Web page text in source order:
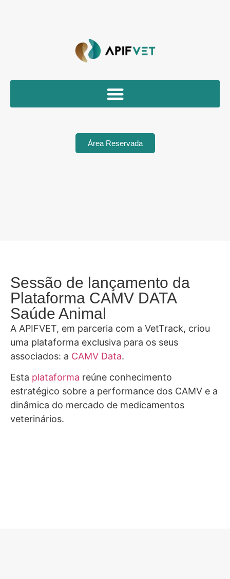
Área Reservada
Sessão de lançamento da
Plataforma CAMV DATA
Saúde Animal
A APIFVET, em parceria com a VetTrack, criou
uma plataforma exclusiva para os seus
associados: a CAMV Data.
Esta plataforma reúne conhecimento
estratégico sobre a performance dos CAMV e a
dinâmica do mercado de medicamentos
veterinários.